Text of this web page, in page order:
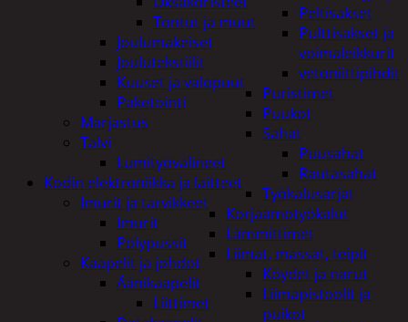
Peltisakset
Pulttisakset ja
voimaleikkurit
vetoniittipihdit
Puristimet
Puukot
Sahat
Puusahat
Rautasahat
Työkalusarjat
Korjaamotyökalut
Lämmittimet
Liimat, massat, teipit
Köydet ja narut
Liimapistoolit ja
puikot
Tontut ja muut
Joulumakeiset
Joulutekstiilit
Kuuset ja valopuut
Paketointi
Marjastus
Talvi
Lumityövälineet
Kodin elektroniikka ja laitteet
Imurit ja tarvikkeet
Imurit
Pölypussit
Kaapelit ja johdot
Äänikaapelit
Liittimet